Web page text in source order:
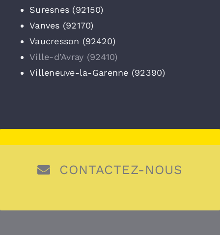
Suresnes (92150)
Vanves (92170)
Vaucresson (92420)
Ville-d’Avray (92410)
Villeneuve-la-Garenne (92390)
CONTACTEZ-NOUS